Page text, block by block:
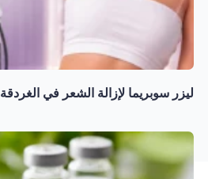
ليزر سوبريما لإزالة الشعر في الغردقة